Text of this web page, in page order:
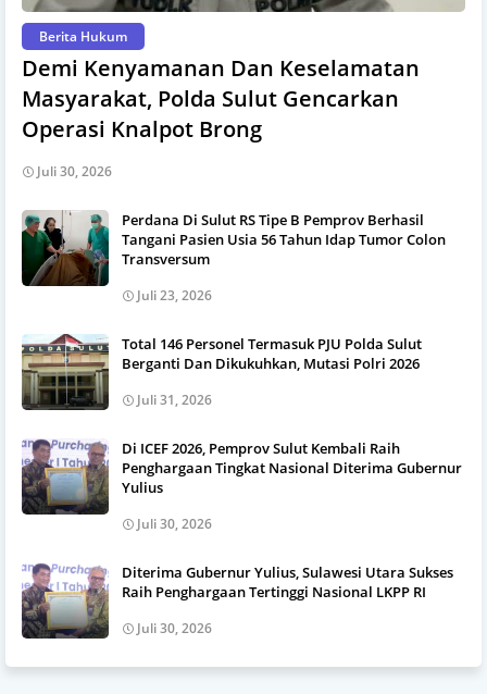
Berita Hukum
Demi Kenyamanan Dan Keselamatan
Masyarakat, Polda Sulut Gencarkan
Operasi Knalpot Brong
Juli 30, 2026
Perdana Di Sulut RS Tipe B Pemprov Berhasil
Tangani Pasien Usia 56 Tahun Idap Tumor Colon
Transversum
Juli 23, 2026
Total 146 Personel Termasuk PJU Polda Sulut
Berganti Dan Dikukuhkan, Mutasi Polri 2026
Juli 31, 2026
Di ICEF 2026, Pemprov Sulut Kembali Raih
Penghargaan Tingkat Nasional Diterima Gubernur
Yulius
Juli 30, 2026
Diterima Gubernur Yulius, Sulawesi Utara Sukses
Raih Penghargaan Tertinggi Nasional LKPP RI
Juli 30, 2026